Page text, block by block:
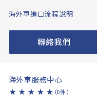
海外車進口流程說明
聯絡我們
海外車服務中心
★ ★ ★ ★ ★ （0件）